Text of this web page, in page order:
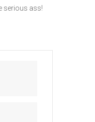
serious ass!